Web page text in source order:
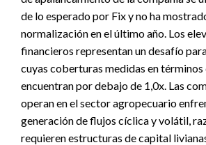
de lo esperado por Fix y no ha
normalización en el último año. Los
financieros representan un desafío
cuyas coberturas medidas en
encuentran por debajo de 1,0x. Las
operan en el sector agropecuario
generación de flujos cíclica y volátil,
requieren estructuras de capital